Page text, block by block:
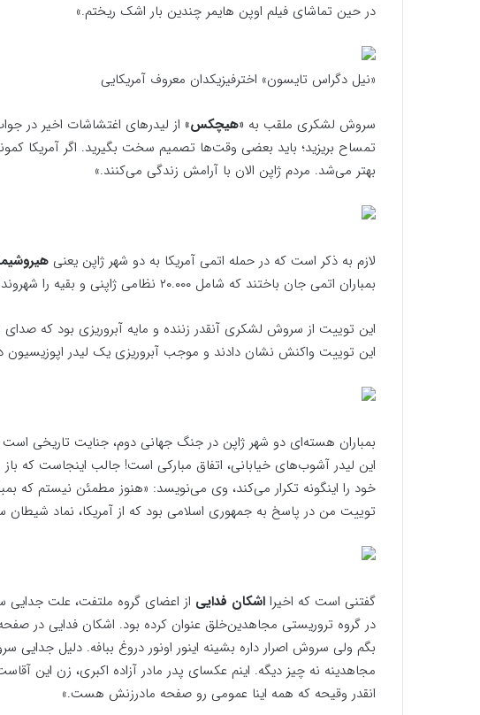
در حین تماشای فیلم اوپن هایمر چندین بار اشک ریختم.»
«نیل دگراس تایسون» اخترفیزیکدان معروف آمریکایی
سروش لشکری ملقب به «هیچکس» از لیدرهای اغتشاشات اخیر در
تمساح بریزید؛ باید بعضی وقت‌ها تصمیم سخت بگیرید. اگر آمریکا
بهتر می‌شد. مردم ژاپن الان با آرامش زندگی می‌کنند.»
لازم به ذکر است که در حمله اتمی آمریکا به دو شهر ژاپن یعنی
بمباران اتمی جان باختند که شامل ۲۰.۰۰۰ نظامی ژاپنی و بقیه را شهروندان غیرنظامی تشکیل می‌دادند.
این توییت از سروش لشکری آنقدر زننده و مایه آبروریزی بود که صدای
این توییت واکنش نشان دادند و موجب آبروریزی یک لیدر
بمباران هسته‌ای دو شهر ژاپن در جنگ جهانی دوم، جنایت تاریخی
این لیدر آشوب‌های خیابانی، اتفاق مبارکی است! جالب اینجاست که
خود را اینگونه تکرار می‌کند، وی می‌نویسد: «هنوز مطمئن نیستم که
توییت من در پاسخ به جمهوری اسلامی بود که از آمریکا، نماد
گفتنی است که اخیرا اشکان فدایی از اعضای گروه ملتفت، علت
در گروه تروریستی مجاهدین‌خلق عنوان کرده بود. اشکان فدایی در
بگم ولی سروش اصرار داره بشینه اینور اونور دروغ ببافه. دلیل جدایی
مجاهدینه نه چیز دیگه. اینم عکسای پدر مادر آزاده اکبری، زن این
انقدر وقیحه که همه اینا عمومی رو صفحه مادرزنش هست.»